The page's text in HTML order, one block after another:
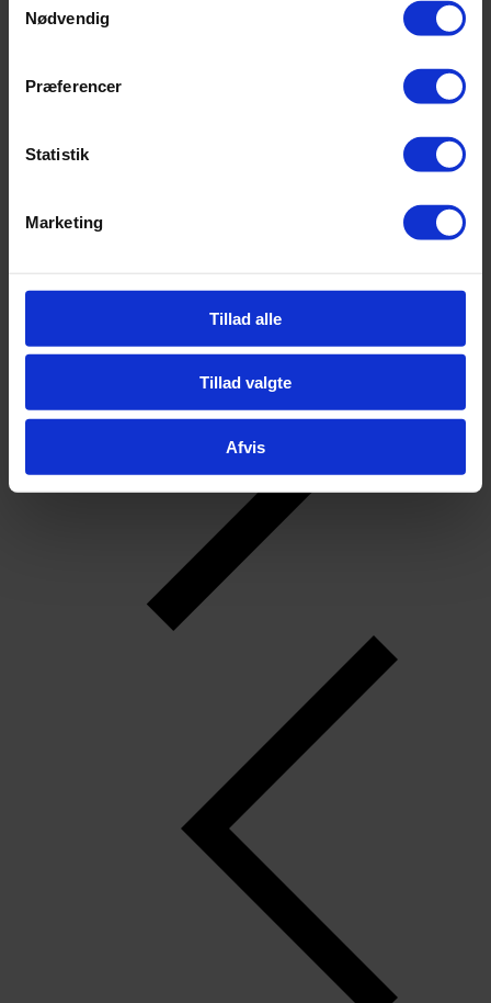
Nødvendig
Præferencer
Statistik
Marketing
Tillad alle
Tillad valgte
Afvis